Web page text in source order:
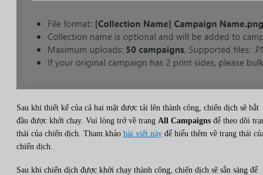
Sau khi thiết kế của cả hai mặt được tải lên thành công, chiến dịch sẽ bắt
đầu được khởi chạy. Vui lòng trở về trang All Campaigns để theo dõi
thái của chiến dịch. Tham khảo bài viết này để hiểu thêm về trạng thái
chiến dịch.
Sau khi chiến dịch được khởi chạy thành công, chiến dịch sẽ sẵn sàng để